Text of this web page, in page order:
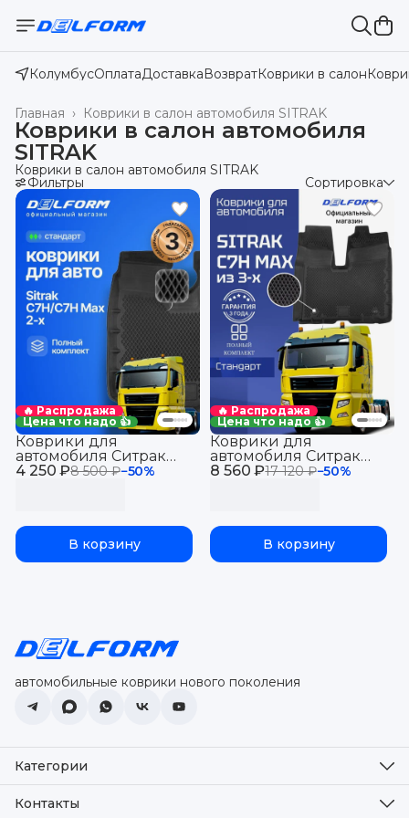
КолумбусОплатаДоставкаВозвратКоврики в салон
Коврики в салон автомобиля SITRAK
Главная ›
Коврики в салон автомобиля
SITRAK
Коврики в салон автомобиля SITRAK
Фильтры Сортировка
🔥 Распродажа
Цена что надо 👍
4 250 ₽8 500 ₽−50%
Коврики для
автомобиля Ситрак
С7Н МАХ, SITRAK C7H с
В корзину
🔥 Распродажа
Цена что надо 👍
8 560 ₽17 120 ₽−50%
Коврики для
автомобиля Ситрак
С7Н МАХ , SITRAK C7H
В корзину
автомобильные коврики нового поколения
Категории
Доставка
Контакты